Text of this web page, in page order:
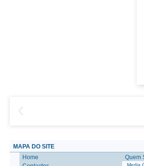
MAPA DO SITE
Home
Quem
Media